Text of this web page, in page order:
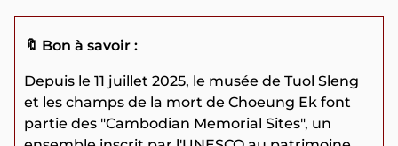
🔖 Bon à savoir :
Depuis le 11 juillet 2025, le musée de Tuol Sleng
et les champs de la mort de Choeung Ek font
partie des "Cambodian Memorial Sites", un